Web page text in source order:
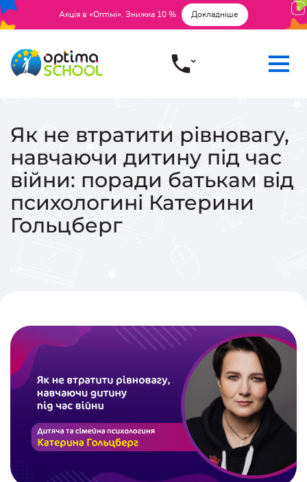
Акція в «Оптімі». Знижка 10 % Докладніше
Як не втратити рівновагу,
навчаючи дитину під час
війни: поради батькам від
психологині Катерини
Гольцберг